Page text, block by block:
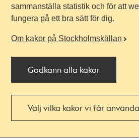
sammanställa statistik och för att
fungera på ett bra sätt för dig.
Om kakor på Stockholmskällan
Godkänn alla kakor
Välj vilka kakor vi får använda